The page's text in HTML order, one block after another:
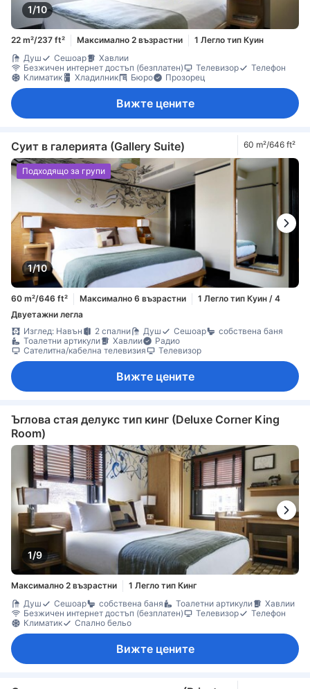
1/10
22 m²/237 ft² Максимално 2 възрастни
1 Легло тип Куин
Душ
Сешоар
Хавлии
Безжичен интернет достъп (безплатен)
Телевизор
Телефон
Климатик
Хладилник Бюро Прозорец
Вижте цените
Суит в галерията (Gallery Suite) 60 m²/646 ft²
1/10
Подходящо за групи
60 m²/646 ft² Максимално 6 възрастни
1 Легло тип Куин / 4
Двуетажни легла
Изглед: Навън
2 спални Душ Сешоар
собствена баня
Тоалетни артикули
Хавлии
Радио
Сателитна/кабелна телевизия
Телевизор
Вижте цените
Ъглова стая делукс тип кинг (Deluxe Corner King
Room)
1/9
Максимално 2 възрастни
1 Легло тип Кинг
Душ
Сешоар собствена баня Тоалетни артикули
Хавлии
Безжичен интернет достъп (безплатен)
Телевизор
Телефон
Климатик
Спално бельо
Вижте цените